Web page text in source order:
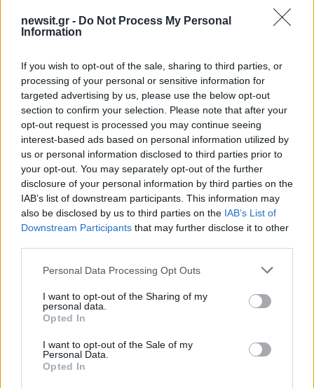
newsit.gr - Do Not Process My Personal
Information
If you wish to opt-out of the sale, sharing to third parties, or
processing of your personal or sensitive information for
targeted advertising by us, please use the below opt-out
section to confirm your selection. Please note that after your
opt-out request is processed you may continue seeing
interest-based ads based on personal information utilized by
us or personal information disclosed to third parties prior to
your opt-out. You may separately opt-out of the further
disclosure of your personal information by third parties on the
IAB’s list of downstream participants. This information may
also be disclosed by us to third parties on the IAB’s List of
Downstream Participants that may further disclose it to other
Please note that this website/app uses one or more Google
not limited to your visit or usage behaviour. You may click to
grant or deny consent to Google and its third-party tags to
use your data for below specified purposes in below Google
consent section.
Personal Data Processing Opt Outs
I want to opt-out of the Sharing of my
personal data.
Opted In
I want to opt-out of the Sale of my
Personal Data.
Opted In